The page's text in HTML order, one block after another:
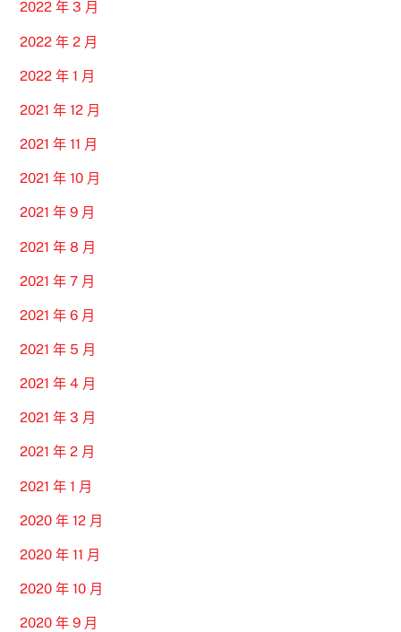
2022 年 3 月
2022 年 2 月
2022 年 1 月
2021 年 12 月
2021 年 11 月
2021 年 10 月
2021 年 9 月
2021 年 8 月
2021 年 7 月
2021 年 6 月
2021 年 5 月
2021 年 4 月
2021 年 3 月
2021 年 2 月
2021 年 1 月
2020 年 12 月
2020 年 11 月
2020 年 10 月
2020 年 9 月